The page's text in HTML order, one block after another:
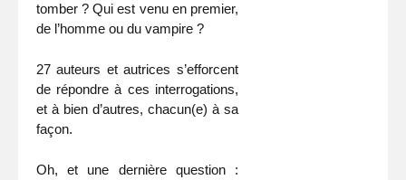
tomber ? Qui est venu en premier,
de l’homme ou du vampire ?
27 auteurs et autrices s’efforcent
de répondre à ces interrogations,
et à bien d’autres, chacun(e) à sa
façon.
Oh, et une dernière question :